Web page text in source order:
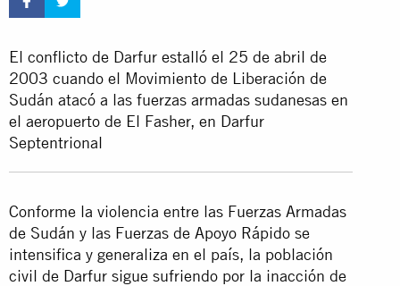
El conflicto de Darfur estalló el 25 de abril de
2003 cuando el Movimiento de Liberación de
Sudán atacó a las fuerzas armadas sudanesas en
el aeropuerto de El Fasher, en Darfur
Septentrional
Conforme la violencia entre las Fuerzas Armadas
de Sudán y las Fuerzas de Apoyo Rápido se
intensifica y generaliza en el país, la población
civil de Darfur sigue sufriendo por la inacción de